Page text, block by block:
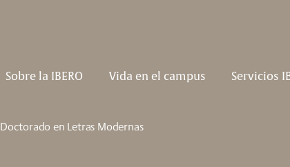
Sobre la IBERO Vida en el campus Servicios
Doctorado en Letras Modernas